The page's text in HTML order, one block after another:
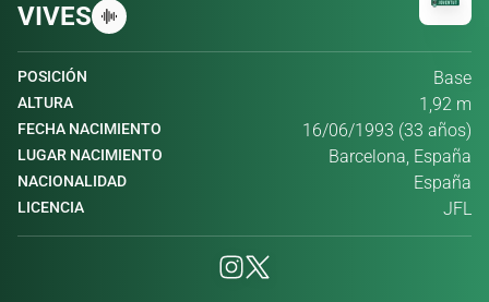
VIVES
POSICIÓN Base
ALTURA 1,92 m
FECHA NACIMIENTO 16/06/1993 (33 años)
LUGAR NACIMIENTO Barcelona, España
NACIONALIDAD España
LICENCIA JFL